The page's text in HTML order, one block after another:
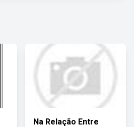
Na Relação Entre